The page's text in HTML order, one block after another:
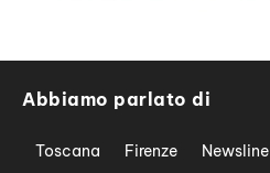
Abbiamo parlato di
Toscana Firenze Newsline